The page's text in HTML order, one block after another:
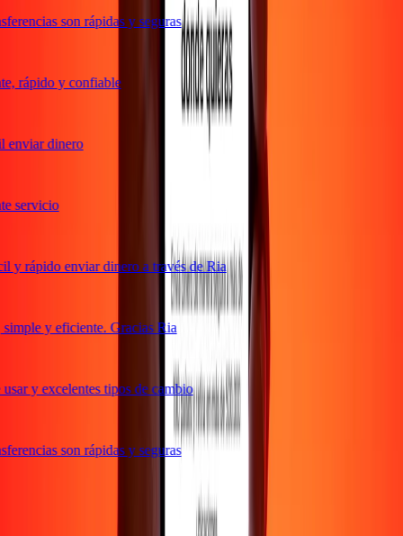
son rápidas y seguras
rápido y confiable
dinero
servicio
rápido enviar dinero a través de Ria
y eficiente. Gracias Ria
y excelentes tipos de cambio
son rápidas y seguras